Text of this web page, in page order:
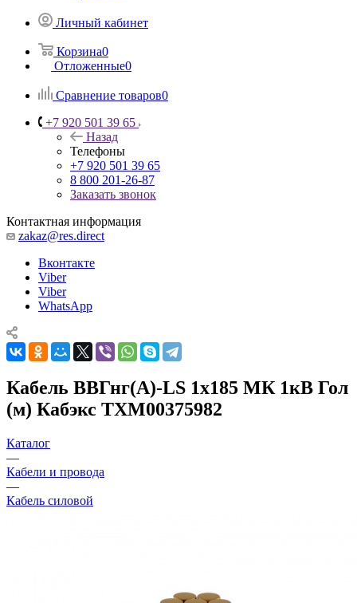
Личный кабинет
Корзина0
Отложенные0
Сравнение товаров0
+7 920 501 39 65
Назад
Телефоны
+7 920 501 39 65
8 800 201-26-87
Заказать звонок
Контактная информация
zakaz@res.direct
Вконтакте
Viber
Viber
WhatsApp
Кабель ВВГнг(А)-LS 1х185 МК 1кВ Гол
(м) Кабэкс ТХМ00375982
Каталог
—
Кабели и провода
—
Кабель силовой